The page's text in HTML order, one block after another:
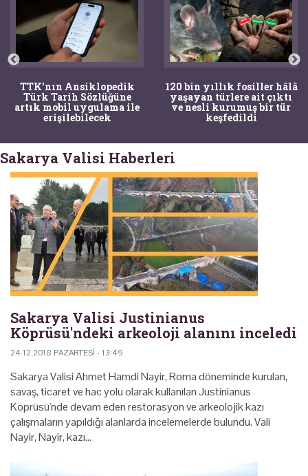
TTK'nın Ansiklopedik
Türk Tarih Sözlüğüne
artık mobil uygulama ile
erişilebilecek
120 bin yıllık fosiller hâlâ
yaşayan türlere ait çıktı
ve nesli kurumuş bir tür
keşfedildi
Sakarya Valisi Haberleri
Sakarya Valisi Justinianus
Köprüsü'ndeki arkeoloji alanını inceledi
24.12.2018 PAZARTESI - 13:49
Sakarya Valisi Ahmet Hamdi Nayir, Roma döneminde kurulan,
savaş, ticaret ve hac yolu olarak kullanılan Justinianus
Köprüsü'nde devam eden restorasyon ve arkeolojik kazı
çalışmaların yapıldığı alanlarda incelemelerde bulundu. Vali
Nayir, Nayir, kazı…